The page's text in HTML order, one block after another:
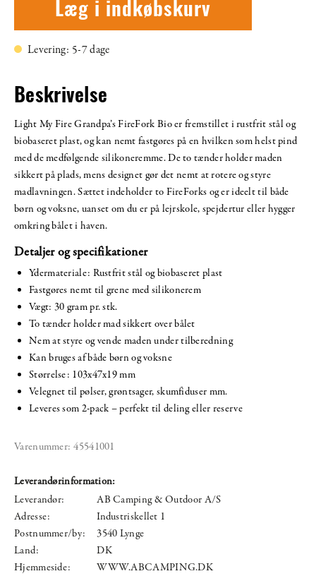
Læg i indkøbskurv
Levering: 5-7 dage
Beskrivelse
Light My Fire Grandpa’s FireFork Bio er fremstillet i rustfrit stål og
biobaseret plast, og kan nemt fastgøres på en hvilken som helst pind
med de medfølgende silikoneremme. De to tænder holder maden
sikkert på plads, mens designet gør det nemt at rotere og styre
madlavningen. Sættet indeholder to FireForks og er ideelt til både
børn og voksne, uanset om du er på lejrskole, spejdertur eller hygger
omkring bålet i haven.
Detaljer og specifikationer
Ydermateriale: Rustfrit stål og biobaseret plast
Fastgøres nemt til grene med silikonerem
Vægt: 30 gram pr. stk.
To tænder holder mad sikkert over bålet
Nem at styre og vende maden under tilberedning
Kan bruges af både børn og voksne
Størrelse: 103x47x19 mm
Velegnet til pølser, grøntsager, skumfiduser mm.
Leveres som 2-pack – perfekt til deling eller reserve
Varenummer: 45541001
Leverandørinformation:
Leverandør:
AB Camping & Outdoor A/S
Adresse:
Industriskellet 1
Postnummer/by:
3540 Lynge
Land:
DK
Hjemmeside:
WWW.ABCAMPING.DK